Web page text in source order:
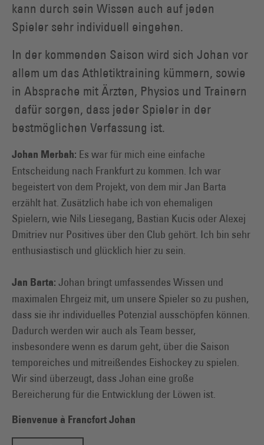
kann durch sein Wissen auch auf jeden
Spieler sehr individuell eingehen.
In der kommenden Saison wird sich Johan vor
allem um das Athletiktraining kümmern, sowie
in Absprache mit Ärzten, Physios und Trainern
dafür sorgen, dass jeder Spieler in der
bestmöglichen Verfassung ist.
Johan Merbah: Es war für mich eine einfache
Entscheidung nach Frankfurt zu kommen. Ich war
begeistert von dem Projekt, von dem mir Jan Barta
erzählt hat. Zusätzlich habe ich von ehemaligen
Spielern, wie Nils Liesegang, Bastian Kucis oder Alexej
Dmitriev nur Positives über den Club gehört. Ich bin sehr
enthusiastisch und glücklich hier zu sein.
Jan Barta: Johan bringt umfassendes Wissen und
maximalen Ehrgeiz mit, um unsere Spieler so zu pushen,
dass sie ihr individuelles Potenzial ausschöpfen können.
Dadurch werden wir auch als Team besser,
insbesondere wenn es darum geht, über die Saison
temporeiches und mitreißendes Eishockey zu spielen.
Wir sind überzeugt, dass Johan eine große
Bereicherung für die Entwicklung der Löwen ist.
Bienvenue à Francfort Johan